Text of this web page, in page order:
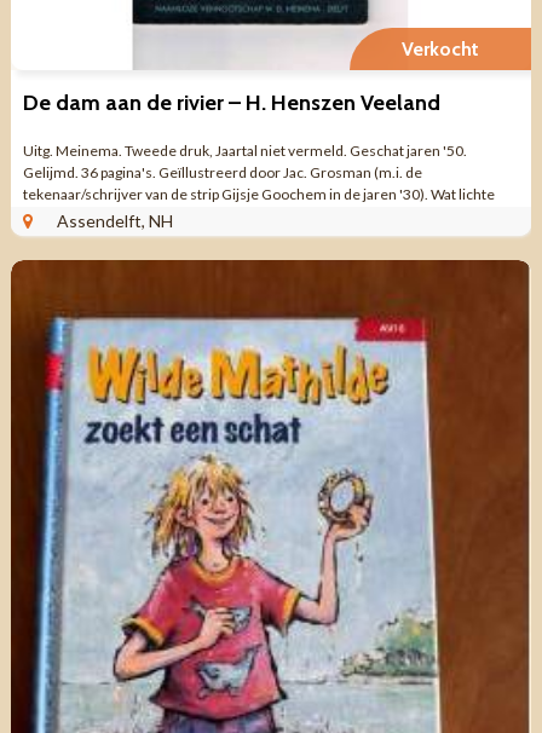
Verkocht
De dam aan de rivier – H. Henszen Veeland
Uitg. Meinema. Tweede druk, Jaartal niet vermeld. Geschat jaren '50.
Gelijmd. 36 pagina's. Geïllustreerd door Jac. Grosman (m.i. de
tekenaar/schrijver van de strip Gijsje Goochem in de jaren '30). Wat lichte
gebruikssporen ...
Assendelft, NH